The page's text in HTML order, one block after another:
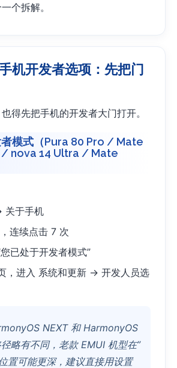
个拆解。
机开发者选项：先把门
得先把手机的开发者大门打开。
者模式（Pura 80 Pro / Mate
/ nova 14 Ultra / Mate
关于手机
连续点击 7 次
已处于开发者模式”
，进入 系统和更新 → 开发人员选
NEXT 和 HarmonyOS
略有不同，老款 EMUI 机型在”
置可能更深，建议直接用设置